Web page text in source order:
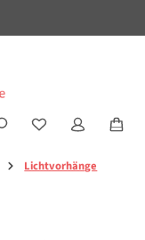
Lichtvorhänge